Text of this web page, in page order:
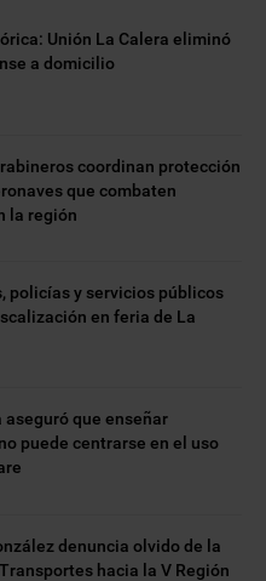
Unión La Calera eliminó
a domicilio
coordinan protección
que combaten
la región
policías y servicios públicos
en feria de La
aseguró que enseñar
puede centrarse en el uso
denuncia olvido de la
hacia la V Región